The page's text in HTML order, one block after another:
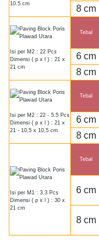
10.5 cm
8 cm
Isi per M2 : 22 Pcs
Dimensi ( p x l ) : 21 x
21 cm
Tebal
6 cm
8 cm
Isi per M2 : 22 - 5.5 Pcs
Dimensi ( p x l ) : 21 x
21 - 10,5 x 10,5 cm
Tebal
6 cm
8 cm
Isi per M1 : 3.3 Pcs
Dimensi ( p x l ) : 30 x
21 cm
Tebal
6 cm
8 cm